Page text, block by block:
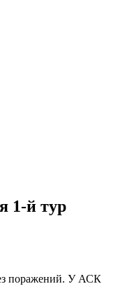
1-й тур
поражений. У АСК